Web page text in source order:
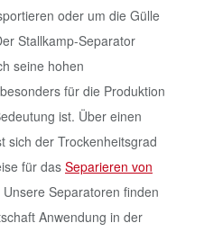
oder um die Gülle
Stallkamp-Separator
seine hohen
für die Produktion
ist. Über einen
sich der Trockenheitsgrad
für das Separieren von
Separatoren finden
Anwendung in der